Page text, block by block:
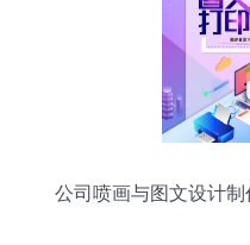
公司喷画与图文设计